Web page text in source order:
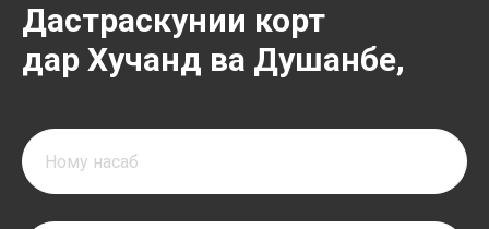
Якум
Дар менюи асосӣ ба бахши «Карты и
тавассути Эсхата
Онлайн бояд дархост
Дастраскунии корт
дар Хучанд ва Душанбе,